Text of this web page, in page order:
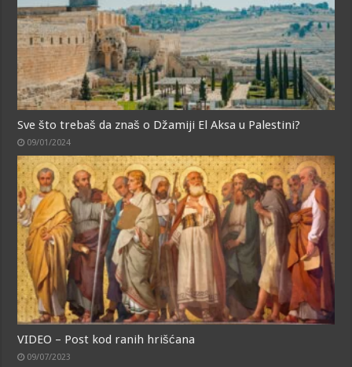
Sve što trebaš da znaš o Džamiji El Aksa u Palestini?
09/01/2024
VIDEO – Post kod ranih hrišćana
09/07/2023